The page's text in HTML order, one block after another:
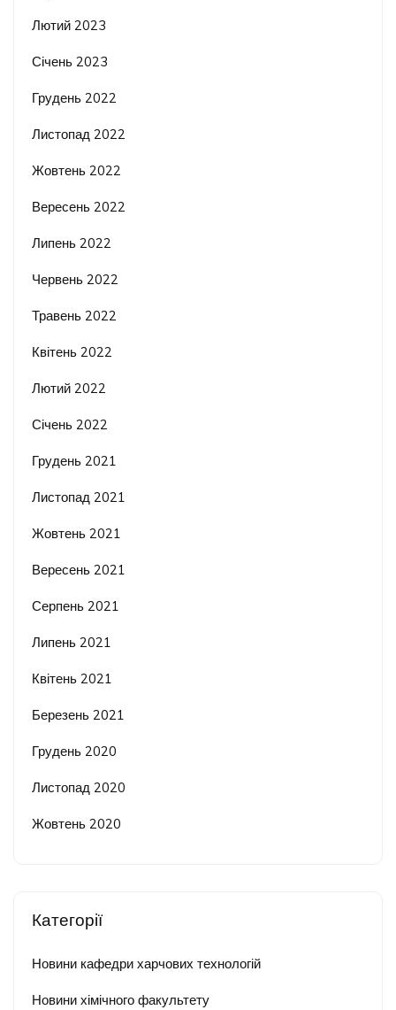
Лютий 2023
Січень 2023
Грудень 2022
Листопад 2022
Жовтень 2022
Вересень 2022
Липень 2022
Червень 2022
Травень 2022
Квітень 2022
Лютий 2022
Січень 2022
Грудень 2021
Листопад 2021
Жовтень 2021
Вересень 2021
Серпень 2021
Липень 2021
Квітень 2021
Березень 2021
Грудень 2020
Листопад 2020
Жовтень 2020
Категорії
Новини кафедри харчових технологій
Новини хімічного факультету